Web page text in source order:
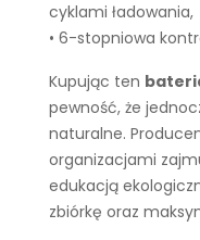
cyklami ładowania,
• 6-stopniowa
Kupując ten
pewność, że
naturalne.
organizacjami
edukacją
zbiórkę oraz